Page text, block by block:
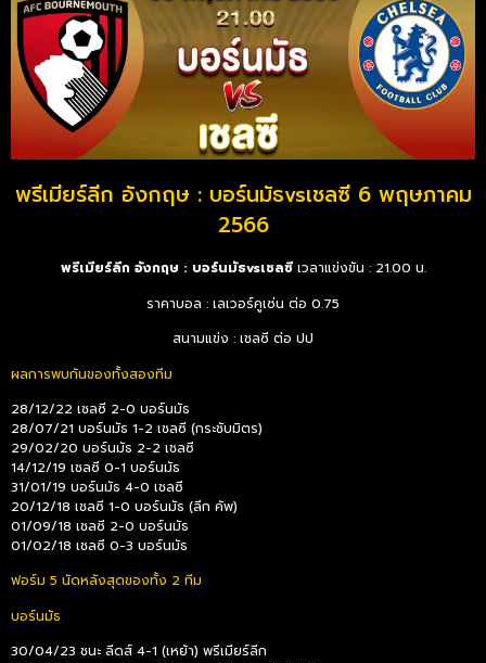
พรีเมียร์ลีก อังกฤษ : บอร์นมัธvsเชลซี 6 พฤษภาคม
2566
พรีเมียร์ลีก อังกฤษ : บอร์นมัธvsเชลซีเวลาแข่งขัน : 21.00 น.
ราคาบอล : เลเวอร์คูเซ่น ต่อ 0.75
สนามแข่ง : เชลซี ต่อ ปป
ผลการพบกันของทั้งสองทีม
28/12/22 เชลซี 2-0 บอร์นมัธ
28/07/21 บอร์นมัธ 1-2 เชลซี (กระชับมิตร)
29/02/20 บอร์นมัธ 2-2 เชลซี
14/12/19 เชลซี 0-1 บอร์นมัธ
31/01/19 บอร์นมัธ 4-0 เชลซี
20/12/18 เชลซี 1-0 บอร์นมัธ (ลีก คัพ)
01/09/18 เชลซี 2-0 บอร์นมัธ
01/02/18 เชลซี 0-3 บอร์นมัธ
ฟอร์ม 5 นัดหลังสุดของทั้ง 2 ทีม
บอร์นมัธ
30/04/23 ชนะ ลีดส์ 4-1 (เหย้า) พรีเมียร์ลีก